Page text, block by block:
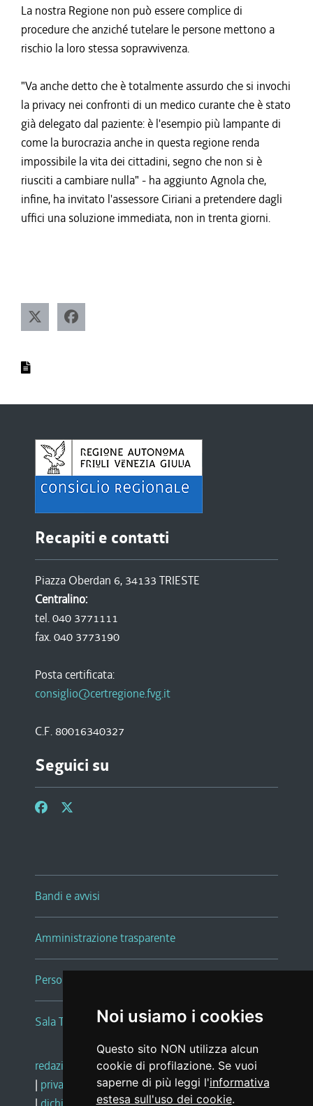
Noi usiamo i cookies
Questo sito NON utilizza alcun
cookie di profilazione. Se vuoi
saperne di più leggi l'informativa
estesa sull'uso dei cookie.
La nostra Regione non può essere complice di
procedure che anziché tutelare le persone mettono a
rischio la loro stessa sopravvivenza.
"Va anche detto che è totalmente assurdo che si invochi
la privacy nei confronti di un medico curante che è stato
già delegato dal paziente: è l'esempio più lampante di
come la burocrazia anche in questa regione renda
impossibile la vita dei cittadini, segno che non si è
riusciti a cambiare nulla" - ha aggiunto Agnola che,
infine, ha invitato l'assessore Ciriani a pretendere dagli
uffici una soluzione immediata, non in trenta giorni.
Recapiti e contatti
Piazza Oberdan 6, 34133 TRIESTE
Centralino:
tel. 040 3771111
fax. 040 3773190
Posta certificata:
consiglio@certregione.fvg.it
C.F. 80016340327
Seguici su
Bandi e avvisi
Amministrazione trasparente
Persone e Uffici
Sala Tiziano Tessitori
redazione web |note legali |glossario
| privacy
social media policy